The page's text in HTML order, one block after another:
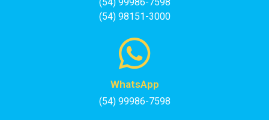
(54) 99986-7598
(54) 98151-3000
WhatsApp
(54) 99986-7598